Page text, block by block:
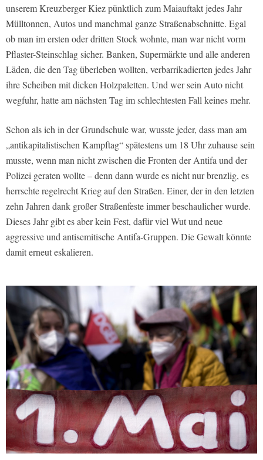
unserem Kreuzberger Kiez pünktlich zum Maiauftakt jedes Jahr
Mülltonnen, Autos und manchmal ganze Straßenabschnitte. Egal
ob man im ersten oder dritten Stock wohnte, man war nicht vorm
Pflaster-Steinschlag sicher. Banken, Supermärkte und alle anderen
Läden, die den Tag überleben wollten, verbarrikadierten jedes Jahr
ihre Scheiben mit dicken Holzpaletten. Und wer sein Auto nicht
wegfuhr, hatte am nächsten Tag im schlechtesten Fall keines mehr.
Schon als ich in der Grundschule war, wusste jeder, dass man am
„antikapitalistischen Kampftag“ spätestens um 18 Uhr zuhause sein
musste, wenn man nicht zwischen die Fronten der Antifa und der
Polizei geraten wollte – denn dann wurde es nicht nur brenzlig, es
herrschte regelrecht Krieg auf den Straßen. Einer, der in den letzten
zehn Jahren dank großer Straßenfeste immer beschaulicher wurde.
Dieses Jahr gibt es aber kein Fest, dafür viel Wut und neue
aggressive und antisemitische Antifa-Gruppen. Die Gewalt könnte
damit erneut eskalieren.